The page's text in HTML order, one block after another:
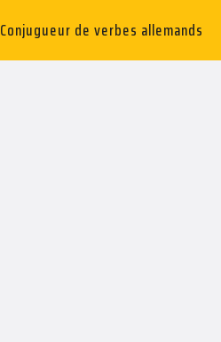
Conjugueur de verbes allemands